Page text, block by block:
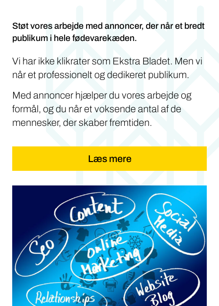
publikum i hele fødevarekæden.
Vi har ikke klikrater som Ekstra Bladet. Men vi
når et professionelt og dedikeret publikum.
Med annoncer hjælper du vores arbejde og
formål, og du når et voksende antal af de
mennesker, der skaber fremtiden.